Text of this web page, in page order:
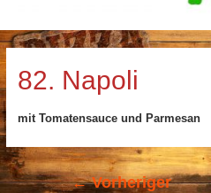
82. Napoli
mit Tomatensauce und Parmesan
Beitragsnavigation
←Vorheriger